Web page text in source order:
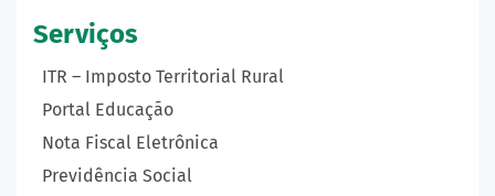
Serviços
ITR – Imposto Territorial Rural
Portal Educação
Nota Fiscal Eletrônica
Previdência Social